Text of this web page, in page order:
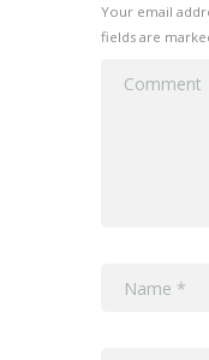
Your email
fields are